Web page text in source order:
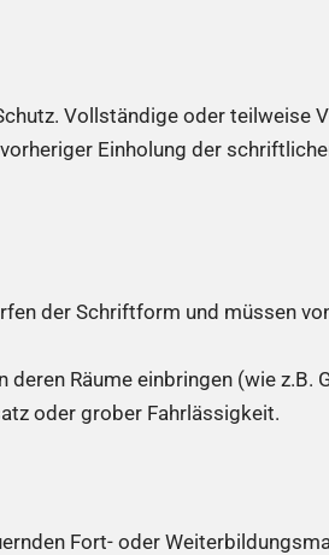
Vollständige oder teilweise
Einholung der
der Schriftform und müssen
deren Räume einbringen (wie z.B.
oder grober Fahrlässigkeit.
Fort- oder